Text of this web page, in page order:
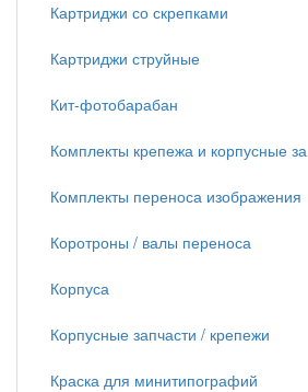
Картриджи со скрепками
Картриджи струйные
Кит-фотобарабан
Комплекты крепежа и корпусные за
Комплекты переноса изображения
Коротроны / валы переноса
Корпуса
Корпусные запчасти / крепежи
Краска для минитипографий